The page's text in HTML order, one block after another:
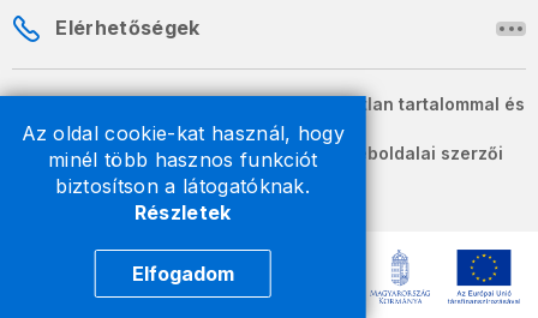
Az oldal cookie-kat használ, hogy
minél több hasznos funkciót
biztosítson a látogatóknak.
Részletek
Elfogadom
Elérhetőségek
A honlapon szereplő információk változatlan tartalommal és
formában szabadon terjeszthetők.
2026 © A Nemzeti Adó- és Vámhivatal weboldalai szerzői
jogvédelem alatt állnak.